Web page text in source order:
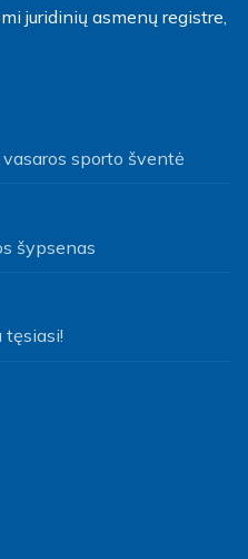
juridinių asmenų registre,
sporto šventė
šypsenas
tęsiasi!